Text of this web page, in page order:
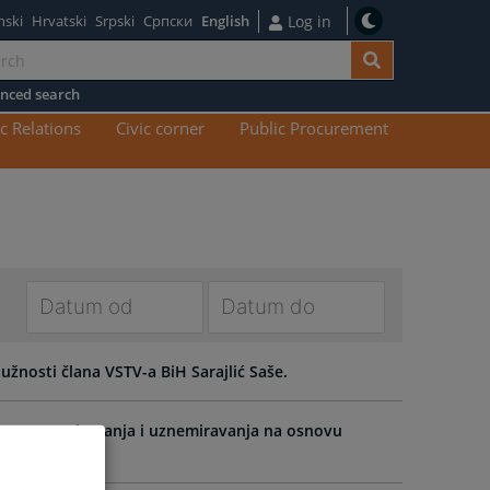
Hrvatski Srpski Српски English Log in
search
Relations Civic corner
Public Procurement
forward
forward
with
člana VSTV-a BiH Sarajlić Saše.
uznemiravanja i uznemiravanja na osnovu